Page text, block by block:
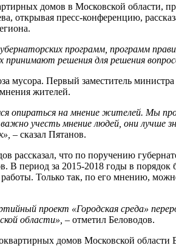
домов в Московской области,
открывая пресс-конференцию,
программ, программ
решения для решения
мусора. Первый заместитель
жителей.
опираться на мнение жителей. Мы
учесть мнение людей, они лучше
– сказал Пятанов.
рассказал, что по поручению
В период за 2015-2018 годы в
Только так, по его мнению,
проект «Городская среда»
области», – отметил Беловодов.
домов Московской области